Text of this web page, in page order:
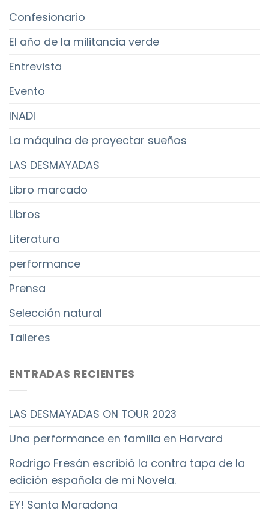
Confesionario
El año de la militancia verde
Entrevista
Evento
INADI
La máquina de proyectar sueños
LAS DESMAYADAS
Libro marcado
Libros
Literatura
performance
Prensa
Selección natural
Talleres
ENTRADAS RECIENTES
LAS DESMAYADAS ON TOUR 2023
Una performance en familia en Harvard
Rodrigo Fresán escribió la contra tapa de la
edición española de mi Novela.
EY! Santa Maradona